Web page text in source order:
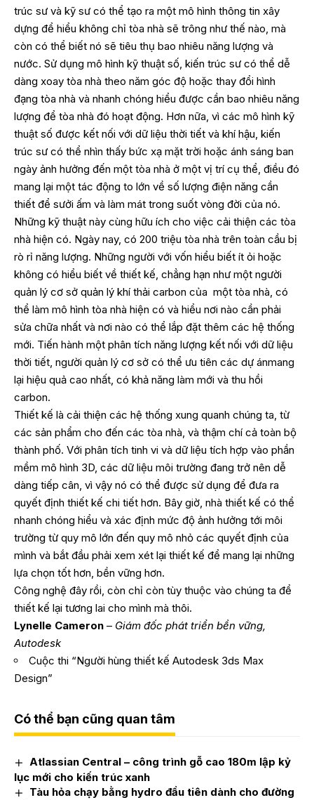
trúc sư và kỹ sư có thể tạo ra một mô hình thông tin xây
dựng để hiểu không chỉ tòa nhà sẽ trông như thế nào, mà
còn có thể biết nó sẽ tiêu thụ bao nhiêu năng lượng và
nước. Sử dụng mô hình kỹ thuật số, kiến trúc sư có thể dễ
dàng xoay tòa nhà theo năm góc độ hoặc thay đổi hình
đạng tòa nhà và nhanh chóng hiểu được cần bao nhiêu năng
lượng để tòa nhà đó hoạt động. Hơn nữa, vì các mô hình kỹ
thuật số được kết nối với dữ liệu thời tiết và khí hậu, kiến
trúc sư có thể nhìn thấy bức xạ mặt trời hoặc ánh sáng ban
ngày ảnh hưởng đến một tòa nhà ở một vị trí cụ thể, điều đó
mang lại một tác động to lớn về số lượng điện năng cần
thiết để sưởi ấm và làm mát trong suốt vòng đời của nó.
Những kỹ thuật này cùng hữu ích cho việc cải thiện các tòa
nhà hiện có. Ngày nay, có 200 triệu tòa nhà trên toàn cầu bị
rò rỉ năng lượng. Những người với vốn hiểu biết ít ỏi hoặc
không có hiểu biết về thiết kế, chẳng hạn như một người
quản lý cơ sở quản lý khí thải carbon của một tòa nhà, có
thể làm mô hình tòa nhà hiện có và hiểu nơi nào cần phải
sửa chữa nhất và nơi nào có thể lắp đặt thêm các hệ thống
mới. Tiến hành một phân tích năng lượng kết nối với dữ liệu
thời tiết, người quản lý cơ sở có thể ưu tiên các dự ánmang
lại hiệu quả cao nhất, có khả năng làm mới và thu hồi
carbon.
Thiết kế là cải thiện các hệ thống xung quanh chúng ta, từ
các sản phẩm cho đến các tòa nhà, và thậm chí cả toàn bộ
thành phố. Với phân tích tinh vi và dữ liệu tích hợp vào phần
mềm mô hình 3D, các dữ liệu môi trường đang trở nên dễ
dàng tiếp cân, vì vậy nó có thể được sử dụng để đưa ra
quyết định thiết kế chi tiết hơn. Bây giờ, nhà thiết kế có thể
nhanh chóng hiểu và xác định mức độ ảnh hưởng tới môi
trường từ quy mô lớn đến quy mô nhỏ các quyết định của
mình và bắt đầu phải xem xét lại thiết kế để mang lại những
lựa chọn tốt hơn, bền vững hơn.
Công nghệ đây rồi, còn chỉ còn tùy thuộc vào chúng ta để
thiết kế lại tương lai cho mình mà thôi.
Lynelle Cameron – Giám đốc phát triển bền vững,
Autodesk
Cuộc thi “Người hùng thiết kế Autodesk 3ds Max
Design”
Có thể bạn cũng quan tâm
Atlassian Central – công trình gỗ cao 180m lập kỷ
lục mới cho kiến trúc xanh
Tàu hỏa chạy bằng hydro đầu tiên dành cho đường